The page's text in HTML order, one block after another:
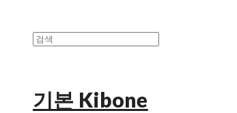
기본 Kibone